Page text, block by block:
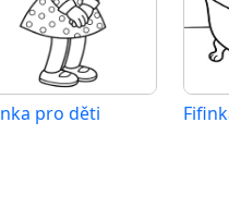
pro děti